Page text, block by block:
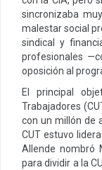
sincronizaba
malestar social
sindical y
profesionales
oposición al
El principal
Trabajadores
con un millón de
CUT estuvo
Allende nombró
para dividir a la